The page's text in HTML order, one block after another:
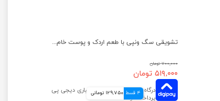
تشویقی سگ ونپی با طعم اردک و پوست خام وزن 100 گرم
۷۰۰,۰۰۰ تومان
۵۱۹,۰۰۰ تومان
4 قسط 129,750 تومانی